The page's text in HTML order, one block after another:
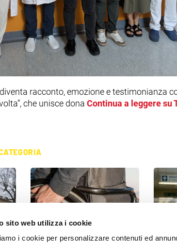
sito web utilizza i cookie
i cookie per personalizzare contenuti ed
racconto, emozione e testimonianza
che unisce dona Continua a leggere su